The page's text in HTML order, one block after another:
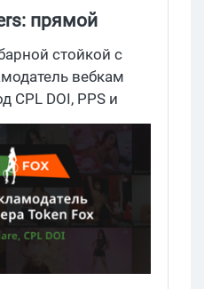
прямой
оффера
стойкой с
вебкам
CPL DOI, PPS и
Оффер может
траф на
Новичкам
к адалт
для входа.